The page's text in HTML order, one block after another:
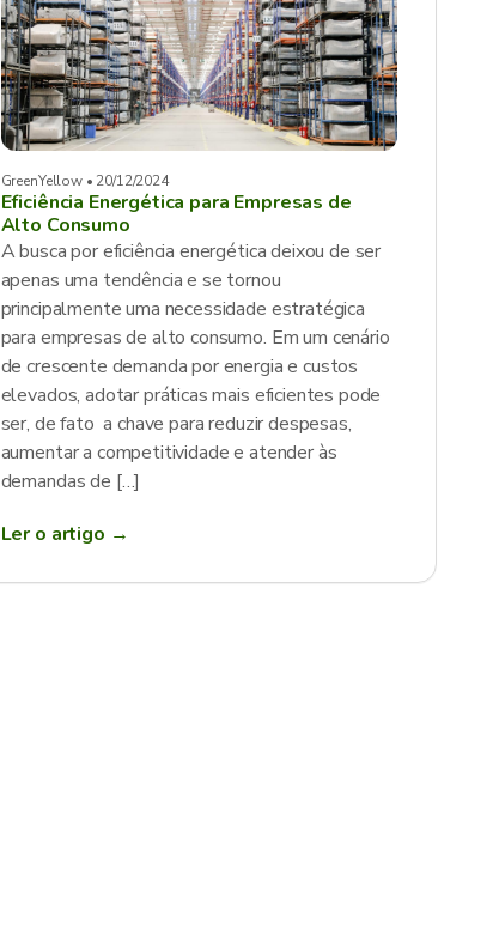
GreenYellow • 20/12/2024
Eficiência Energética para Empresas de
Alto Consumo
A busca por eficiência energética deixou de ser
apenas uma tendência e se tornou
principalmente uma necessidade estratégica
para empresas de alto consumo. Em um cenário
de crescente demanda por energia e custos
elevados, adotar práticas mais eficientes pode
ser, de fato a chave para reduzir despesas,
aumentar a competitividade e atender às
demandas de […]
Ler o artigo →